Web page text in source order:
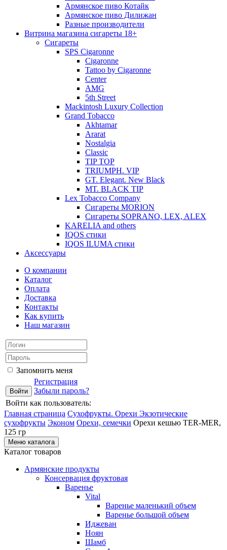
Армянское пиво Котайк
Армянское пиво Дилижан
Разные производители
Витрина магазина сигареты 18+
Cигареты
SPS Cigaronne
Сigaronne
Tattoo by Cigaronne
Center
AMG
5th Street
Mackintosh Luxury Collection
Grand Tobacco
Akhtamar
Ararat
Nostalgia
Classic
TIP TOP
TRIUMPH. VIP
GT. Elegant. New Black
MT. BLACK TIP
Lex Tobacco Company
Сигареты MORION
Сигареты SOPRANO, LEX, ALEX
KARELIA and others
IQOS стики
IQOS ILUMA стики
Аксессуары
О компании
Каталог
Оплата
Доставка
Контакты
Как купить
Наш магазин
Запомнить меня
Регистрация
Забыли пароль?
Войти как пользователь:
Главная страница Сухофрукты. Орехи Экзотические
сухофрукты Эконом Орехи, семечки Орехи кешью TER-MER,
125 гр
Меню каталога
Каталог товаров
Армянские продукты
Консервация фруктовая
Варенье
Vital
Варенье маленький объем
Варенье большой объем
Иджеван
Ноян
Шамб